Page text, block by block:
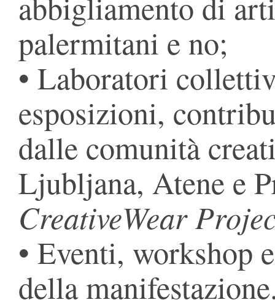
palermitani e no;
• Laboratori
esposizioni,
dalle comunità
Ljubljana, Atene e
CreativeWear
• Eventi, workshop
della